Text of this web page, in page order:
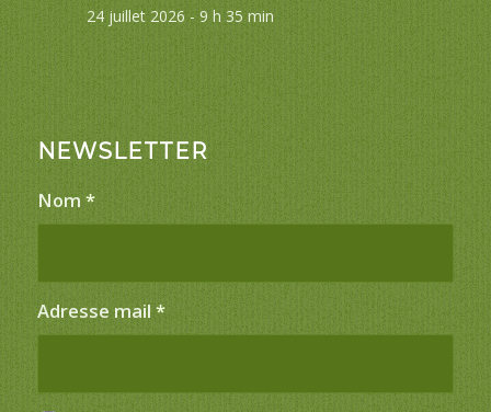
24 juillet 2026 - 9 h 35 min
NEWSLETTER
Nom *
Adresse mail *